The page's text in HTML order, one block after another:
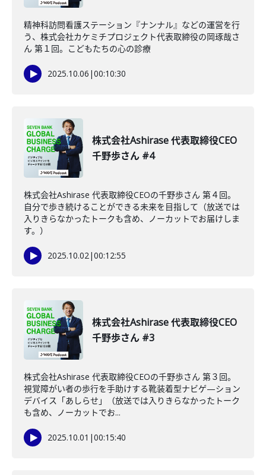
精神科訪問看護ステーション『ナンナル』などの運営を行
う、株式会社カケミチプロジェクト代表取締役の岡琢哉さ
ん 第１回。こどもたちの心の診療
2025.10.06 |00:10:30
株式会社Ashirase 代表取締役CEO
千野歩さん #4
株式会社Ashirase 代表取締役CEOの千野歩さん 第４回。
自分で歩き続けることができる未来を目指して（放送では
入りきらなかったトークも含め、ノーカットでお届けしま
す。）
2025.10.02|00:12:55
株式会社Ashirase 代表取締役CEO
千野歩さん #3
株式会社Ashirase 代表取締役CEOの千野歩さん 第３回。
視覚障がい者の歩行を手助けする靴装着型ナビゲ—ション
デバイス「あしらせ」（放送では入りきらなかったトーク
も含め、ノーカットでお...
2025.10.01 |00:15:40